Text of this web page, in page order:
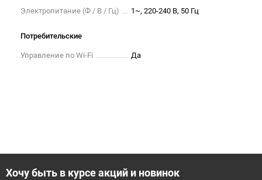
Электропитание (Ф / В / Гц)
1~, 220-240 В, 50 Гц
Потребительские
Управление по Wi-Fi Да
Хочу быть в курсе акций и новинок